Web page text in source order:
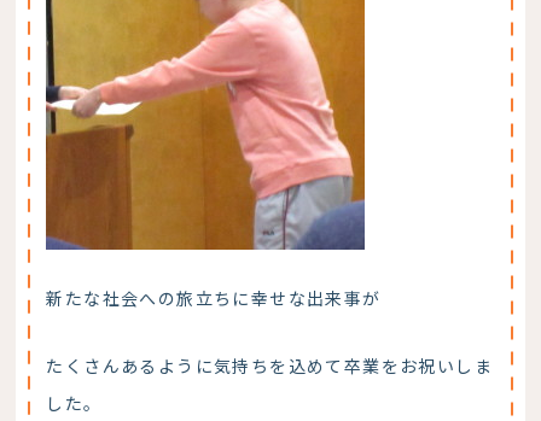
新たな社会への旅立ちに幸せな出来事が
たくさんあるように気持ちを込めて卒業をお祝いしま
した。